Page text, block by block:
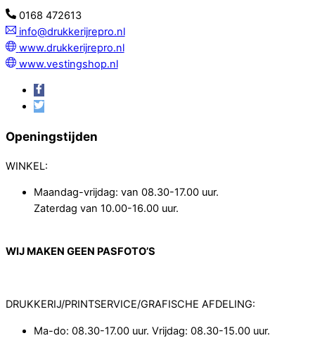
0168 472613
info@drukkerijrepro.nl
www.drukkerijrepro.nl
www.vestingshop.nl
Openingstijden
WINKEL:
Maandag-vrijdag: van 08.30-17.00 uur.
Zaterdag van 10.00-16.00 uur.
WIJ MAKEN GEEN PASFOTO’S
DRUKKERIJ/PRINTSERVICE/GRAFISCHE AFDELING:
Ma-do: 08.30-17.00 uur. Vrijdag: 08.30-15.00 uur.